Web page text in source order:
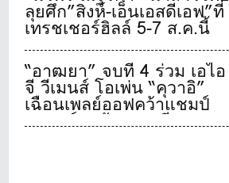
ลุยศึก”สิงห์-เอ็นเอสดีเอฟ”ที่
เทรชเชอร์ฮิลล์ 5-7 ส.ค.นี้
“อาฒยา” จบที่ 4 ร่วม เอไอ
จี วีเมนส์ โอเพ่น “คุวาอิ”
เฉือนเพลย์ออฟคว้าแชมป์
เมเจอร์สุดท้ายของปี